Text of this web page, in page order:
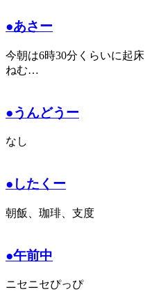
●あさー
今朝は6時30分くらいに起床
ねむ…
●うんどうー
なし
●したくー
朝飯、珈琲、支度
●午前中
ニセニセぴっぴ